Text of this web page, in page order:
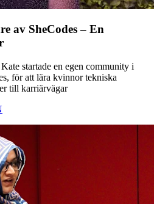
av SheCodes – En
startade en egen community i
för att lära kvinnor tekniska
till karriärvägar